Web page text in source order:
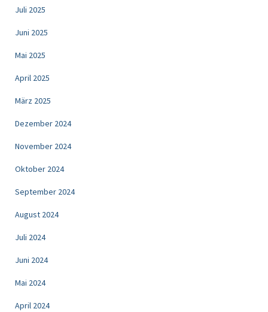
Juli 2025
Juni 2025
Mai 2025
April 2025
März 2025
Dezember 2024
November 2024
Oktober 2024
September 2024
August 2024
Juli 2024
Juni 2024
Mai 2024
April 2024